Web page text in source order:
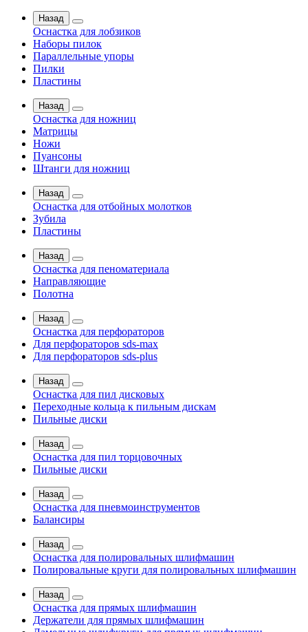
Назад
Оснастка для лобзиков
Наборы пилок
Параллельные упоры
Пилки
Пластины
Назад
Оснастка для ножниц
Матрицы
Ножи
Пуансоны
Штанги для ножниц
Назад
Оснастка для отбойных молотков
Зубила
Пластины
Назад
Оснастка для пеноматериала
Направляющие
Полотна
Назад
Оснастка для перфораторов
Для перфораторов sds-max
Для перфораторов sds-plus
Назад
Оснастка для пил дисковых
Переходные кольца к пильным дискам
Пильные диски
Назад
Оснастка для пил торцовочных
Пильные диски
Назад
Оснастка для пневмоинструментов
Балансиры
Назад
Оснастка для полировальных шлифмашин
Полировальные круги для полировальных шлифмашин
Назад
Оснастка для прямых шлифмашин
Держатели для прямых шлифмашин